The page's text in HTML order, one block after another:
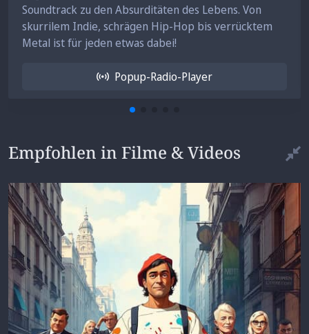
Soundtrack zu den Absurditäten des Lebens. Von
skurrilem Indie, schrägen Hip-Hop bis verrücktem
Metal ist für jeden etwas dabei!
Popup-Radio-Player
Empfohlen in Filme & Videos